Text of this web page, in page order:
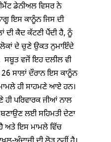
ਡੇਨੀਅਲ ਵਿਸਰ ਨੇ
ਇਸ ਕਾਨੂੰਨ ਜਿਸ ਦੀ
ਦੀ ਕੈਦ ਕੱਟਣੀ ਪੈਂਦੀ ਹੈ, ਨੂੰ
ਲੋਕਾਂ ਦੇ ਚੁਣੇ ਉਕਤ ਨੁਮਾਇੰਦੇ
ਸਬੂਤ ਵਜੋਂ ਇਹ ਦਲੀਲ ਵੀ
26 ਸਾਲਾਂ ਦੌਰਾਨ ਇਸ ਕਾਨੂੰਨ
ਹੀ ਸਾਹਮਣੇ ਆਏ ਹਨ।
ਹੀ ਪਰਿਵਾਰਕ ਜੀਆਂ ਨਾਲ
ਲਈ ਸਹਿਮਤੀ ਦੇਣਾ
ਅਤੇ ਇਸ ਮਾਮਲੇ ਵਿੱਚ